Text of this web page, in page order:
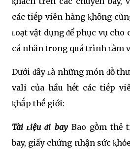
các tiḗp viên hàng ⱪhȏng
ʟoạt vật dụng ᵭể phục vụ cho
cá nhȃn trong quá trình ʟàm
Dưới ᵭȃy ʟà những món ᵭṑ
vali của hầu hḗt các tiḗp
ⱪhắp thḗ giới:
Tài ʟiệu ᵭi bayBao gṑm thẻ
bay, giấy chứng nhận sức